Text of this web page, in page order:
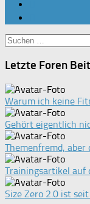
Suchen
nach:
Letzte Foren
Warum ich keine
Gehört eigentlich
Themenfremd, aber
Trainingsartikel auf
Size Zero 2.0 ist